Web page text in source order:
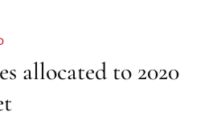
allocated to 2020